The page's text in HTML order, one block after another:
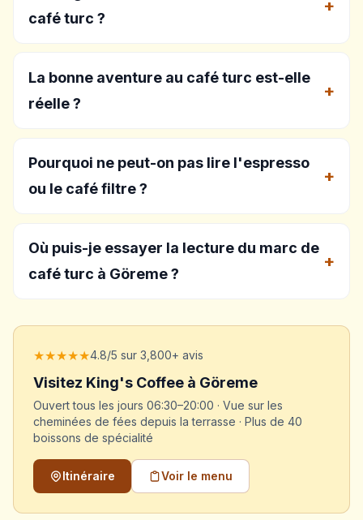
café turc ?
La bonne aventure au café turc est-elle
réelle ?
Pourquoi ne peut-on pas lire l'espresso
ou le café filtre ?
Où puis-je essayer la lecture du marc de
café turc à Göreme ?
★★★★★4.8/5 sur 3,800+ avis
Visitez King's Coffee à Göreme
Ouvert tous les jours 06:30–20:00 · Vue sur les
cheminées de fées depuis la terrasse · Plus de 40
boissons de spécialité
Itinéraire Voir le menu